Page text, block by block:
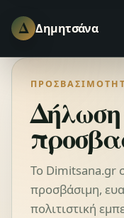
Δ Δημητσάνα
Δήλωση
Το Dimitsana.gr
προσβάσιμη,
πολιτιστική